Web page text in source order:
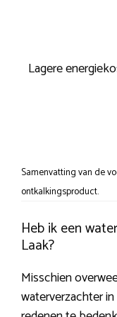
Lagere
Samenvatting van de
ontkalkingsproduct.
Heb ik een
Laak?
Misschien
waterverzachter